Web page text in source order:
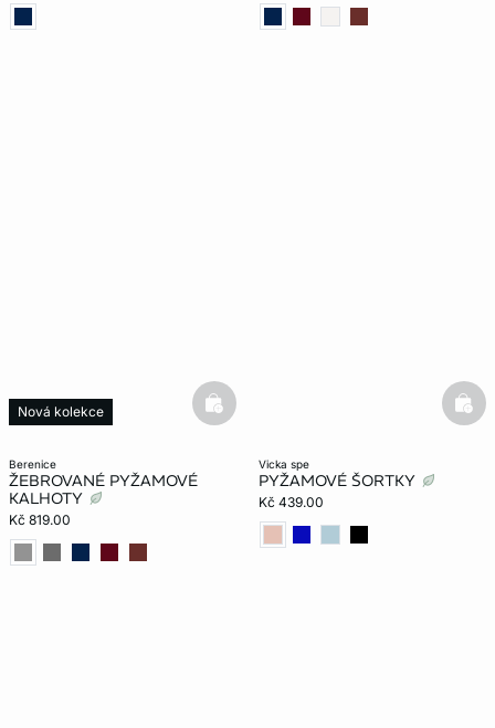
berenice
ŽEBROVANÉ PYŽAMOVÉ
KALHOTY
Kč 819.00
Nová kolekce basketfull
vicka spe
PYŽAMOVÉ ŠORTKY
Kč 439.00